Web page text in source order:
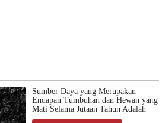
Sumber Daya yang Merupakan
Endapan Tumbuhan dan Hewan yang
Mati Selama Jutaan Tahun Adalah